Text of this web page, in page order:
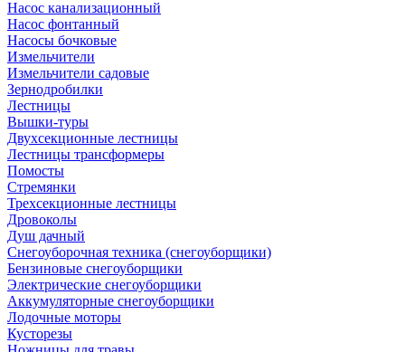
Насос канализационный
Насос фонтанный
Насосы бочковые
Измельчители
Измельчители садовые
Зернодробилки
Лестницы
Вышки-туры
Двухсекционные лестницы
Лестницы трансформеры
Помосты
Стремянки
Трехсекционные лестницы
Дровоколы
Душ дачный
Снегоуборочная техника (снегоуборщики)
Бензиновые снегоуборщики
Электрические снегоуборщики
Аккумуляторные снегоуборщики
Лодочные моторы
Кусторезы